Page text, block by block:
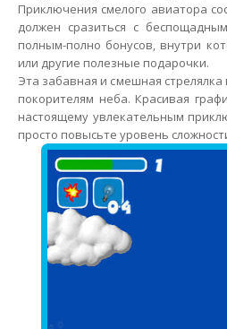
Приключения смелого авиатора
должен сразиться с
полным-полно бонусов, внутри
или другие полезные подарочки.
Эта забавная и смешная
покорителям неба. Красивая
настоящему увлекательным
просто повысьте уровень